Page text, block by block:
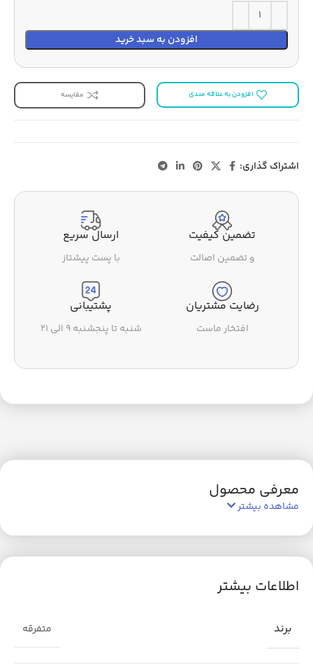
افزودن به سبد خرید
افزودن به علاقه مندی مقایسه
اشتراک گذاری:
تضمین کیفیت
و تضمین اصالت
ارسال سریع
با پست پیشتاز
رضایت مشتریان
افتخار ماست
پشتیبانی
شنبه تا پنجشنبه ۹ الی ۲۱
معرفی محصول
مشاهده بیشتر
اطلاعات بیشتر
برند متفرقه